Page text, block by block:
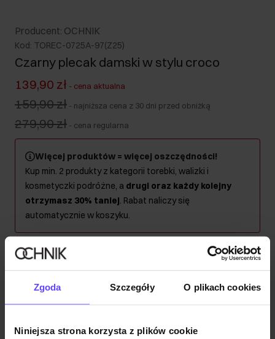
Zgoda Szczegóły O plikach cookies
Niniejsza strona korzysta z plików cookie
Producent: OCHNIK
Kod: TOREC-0725A-97(Z25)
Czarny plecak damski w stylu croco
139,90 zł - cena aktualna
159,90 zł - najniższa cena z 30 dni przed obniżką
279,90 zł - cena regularna
Więcej produktów = więcej oszczędności!
Kup min. 2 produkty z kategorii torebki, walizki i
kosmetyczki podróżne, a drugi oraz każdy kolejny
otrzymasz 30% taniej. Rabat naliczy się
automatycznie w koszyku.
Opis produktu
Szczegóły